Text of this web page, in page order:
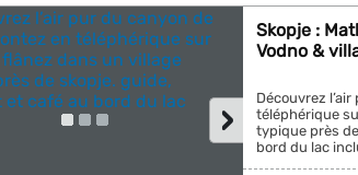
›
Skopje :
Vodno &
Découvrez
téléphérique
typique près
bord du lac